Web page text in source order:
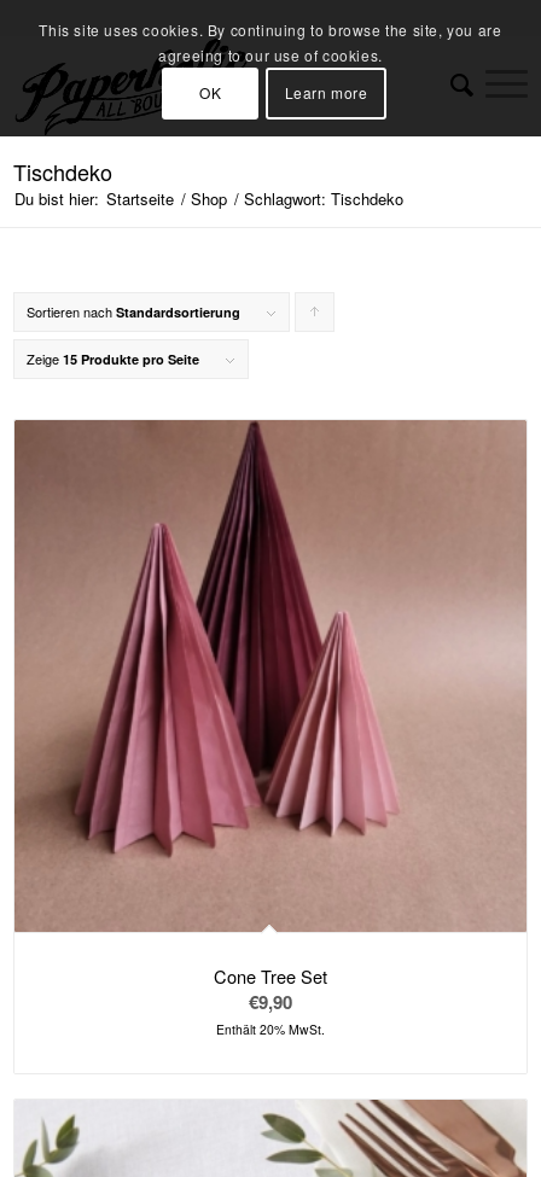
Tischdeko
Du bist hier: Startseite / Shop / Schlagwort: Tischdeko
Sortieren nachStandardsortierung
Produkte
zu
sortieren
Zeige15 Produkte pro Seite
Cone Tree Set
€9,90
Enthält 20% MwSt.
This site uses cookies. By continuing to browse the site, you are
agreeing to our use of cookies.
OK
Learn more